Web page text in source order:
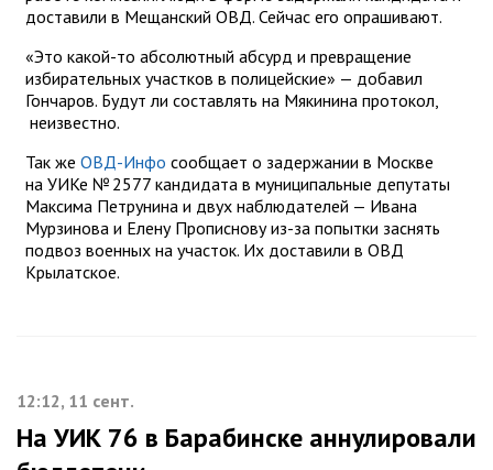
доставили в Мещанский ОВД. Сейчас его опрашивают.
«Это какой-то абсолютный абсурд и превращение
избирательных участков в полицейские» — добавил
Гончаров. Будут ли составлять на Мякинина протокол,
неизвестно.
Так же ОВД-Инфо сообщает о задержании в Москве
на УИКе № 2577 кандидата в муниципальные депутаты
Максима Петрунина и двух наблюдателей — Ивана
Мурзинова и Елену Прописнову из-за попытки заснять
подвоз военных на участок. Их доставили в ОВД
Крылатское.
12:12, 11 сент.
На УИК 76 в Барабинске аннулировали